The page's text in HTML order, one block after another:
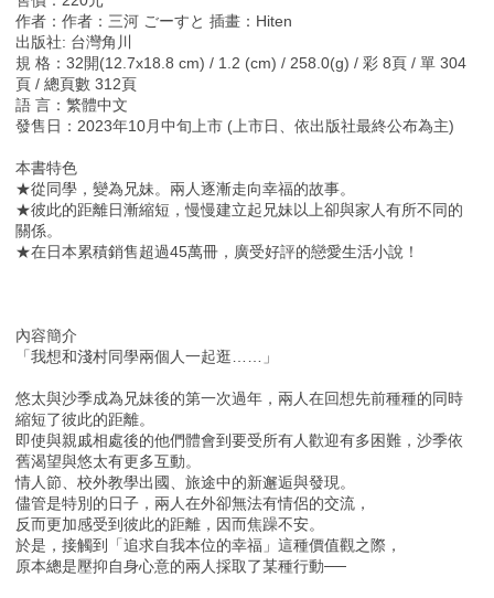
作者：作者：三河 ごーすと 插畫：Hiten
出版社: 台灣角川
規 格：32開(12.7x18.8 cm) / 1.2 (cm) / 258.0(g) / 彩 8頁 / 單 304
頁 / 總頁數 312頁
語 言：繁體中文
發售日：2023年10月中旬上市 (上市日、依出版社最終公布為主)
本書特色
★從同學，變為兄妹。兩人逐漸走向幸福的故事。
★彼此的距離日漸縮短，慢慢建立起兄妹以上卻與家人有所不同的
關係。
★在日本累積銷售超過45萬冊，廣受好評的戀愛生活小說！
內容簡介
「我想和淺村同學兩個人一起逛……」
悠太與沙季成為兄妹後的第一次過年，兩人在回想先前種種的同時
縮短了彼此的距離。
即使與親戚相處後的他們體會到要受所有人歡迎有多困難，沙季依
舊渴望與悠太有更多互動。
情人節、校外教學出國、旅途中的新邂逅與發現。
儘管是特別的日子，兩人在外卻無法有情侶的交流，
反而更加感受到彼此的距離，因而焦躁不安。
於是，接觸到「追求自我本位的幸福」這種價值觀之際，
原本總是壓抑自身心意的兩人採取了某種行動──